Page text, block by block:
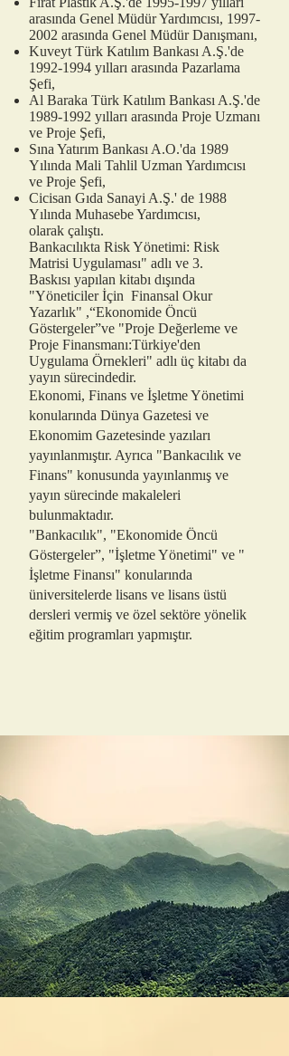
arasında Genel Müdür Yardımcısı, 1997-
2002 arasında Genel Müdür Danışmanı,
Kuveyt Türk Katılım Bankası A.Ş.'de
1992-1994 yılları arasında Pazarlama
Şefi,
Al Baraka Türk Katılım Bankası A.Ş.'de
1989-1992 yılları arasında Proje Uzmanı
ve Proje Şefi,
Sına Yatırım Bankası A.O.'da 1989
Yılında Mali Tahlil Uzman Yardımcısı
ve Proje Şefi,
Cicisan Gıda Sanayi A.Ş.' de 1988
Yılında Muhasebe Yardımcısı,
olarak çalıştı.
Bankacılıkta Risk Yönetimi: Risk
Matrisi Uygulaması" adlı ve 3.
Baskısı yapılan kitabı dışında
"Yöneticiler İçin Finansal Okur
Yazarlık" ,“Ekonomide Öncü
Göstergeler”ve "Proje Değerleme ve
Proje Finansmanı:Türkiye'den
Uygulama Örnekleri" adlı üç kitabı da
yayın sürecindedir.
Ekonomi, Finans ve İşletme Yönetimi
konularında Dünya Gazetesi ve
Ekonomim Gazetesinde yazıları
yayınlanmıştır. Ayrıca "Bankacılık ve
Finans" konusunda yayınlanmış ve
yayın sürecinde makaleleri
bulunmaktadır.
"Bankacılık", "Ekonomide Öncü
Göstergeler”, "İşletme Yönetimi" ve "
İşletme Finansı" konularında
üniversitelerde lisans ve lisans üstü
dersleri vermiş ve özel sektöre yönelik
eğitim programları yapmıştır.